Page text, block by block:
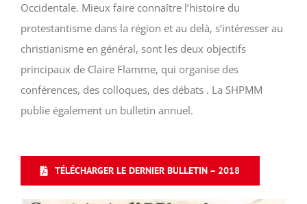
Occidentale. Mieux faire connaître l’histoire du
protestantisme dans la région et au delà, s’intéresser au
christianisme en général, sont les deux objectifs
principaux de Claire Flamme, qui organise des
conférences, des colloques, des débats . La SHPMM
publie également un bulletin annuel.
TÉLÉCHARGER LE DERNIER BULLETIN – 2018